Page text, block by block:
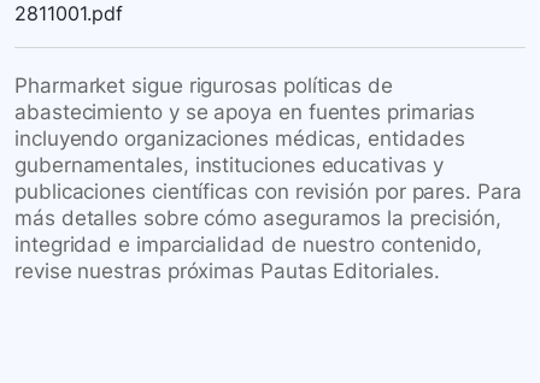
2811001.pdf
Pharmarket sigue rigurosas políticas de
abastecimiento y se apoya en fuentes primarias
incluyendo organizaciones médicas, entidades
gubernamentales, instituciones educativas y
publicaciones científicas con revisión por pares. Para
más detalles sobre cómo aseguramos la precisión,
integridad e imparcialidad de nuestro contenido,
revise nuestras próximas Pautas Editoriales.